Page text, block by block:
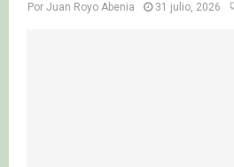
Por Juan Royo Abenia 31 julio, 2026